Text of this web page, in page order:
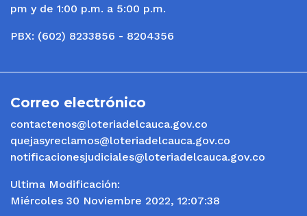
pm y de 1:00 p.m. a 5:00 p.m.
PBX: (602) 8233856 - 8204356
Correo electrónico
contactenos@loteriadelcauca.gov.co
quejasyreclamos@loteriadelcauca.gov.co
notificacionesjudiciales@loteriadelcauca.gov.co
Ultima Modificación:
Miércoles 30 Noviembre 2022, 12:07:38